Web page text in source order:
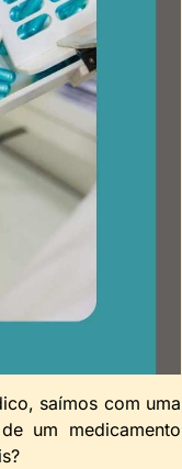
saímos com uma
um medicamento